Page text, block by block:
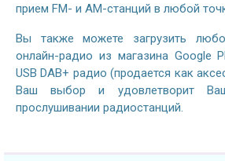
прием FM- и AM-станций в любой
Вы также можете загрузить
онлайн-радио из магазина Google
USB DAB+ радио (продается как
Ваш выбор и удовлетворит
прослушивании радиостанций.